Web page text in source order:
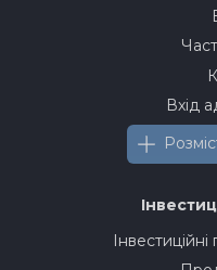
Вхід